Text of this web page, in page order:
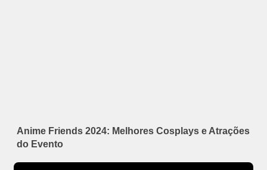
Anime Friends 2024: Melhores Cosplays e Atrações
do Evento